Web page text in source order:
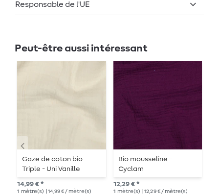
Responsable de l'UE
Peut-être aussi intéressant
Gaze de coton bio
Triple - Uni Vanille
14,99 € *
1 mètre(s) | 14,99 € / mètre(s)
Bio mousseline -
Cyclam
12,29 € *
1 mètre(s) | 12,29 € / mètre(s)